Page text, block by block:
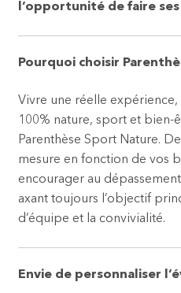
l’opportunité de faire
Pourquoi choisir
Vivre une réelle
100% nature, sport et bien-
Parenthèse Sport Nature.
mesure en fonction de vos
encourager au
axant toujours l’objectif
d’équipe et la convivialité.
Envie de personnaliser